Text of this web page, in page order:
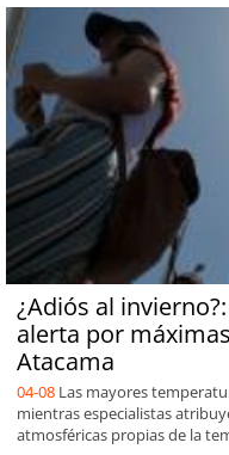
¿Adiós al
alerta por
Atacama
04-08 Las mayores
mientras especialistas
atmosféricas propias de la